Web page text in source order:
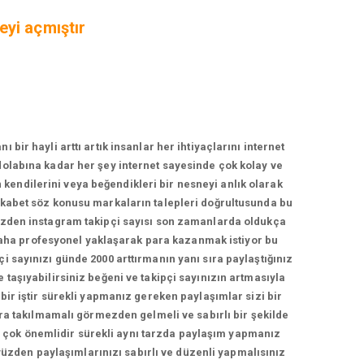
açmıştır
bir hayli arttı artık insanlar her ihtiyaçlarını internet
kadar her şey internet sayesinde çok kolay ve
kendilerini veya beğendikleri bir nesneyi anlık olarak
söz konusu markaların talepleri doğrultusunda bu
instagram takipçi sayısı son zamanlarda oldukça
profesyonel yaklaşarak para kazanmak istiyor bu
günde 2000 arttırmanın yanı sıra paylaştığınız
beğeni ve takipçi sayınızın artmasıyla
iştir sürekli yapmanız gereken paylaşımlar sizi bir
takılmamalı görmezden gelmeli ve sabırlı bir şekilde
çok önemlidir sürekli aynı tarzda paylaşım yapmanız
paylaşımlarınızı sabırlı ve düzenli yapmalısınız